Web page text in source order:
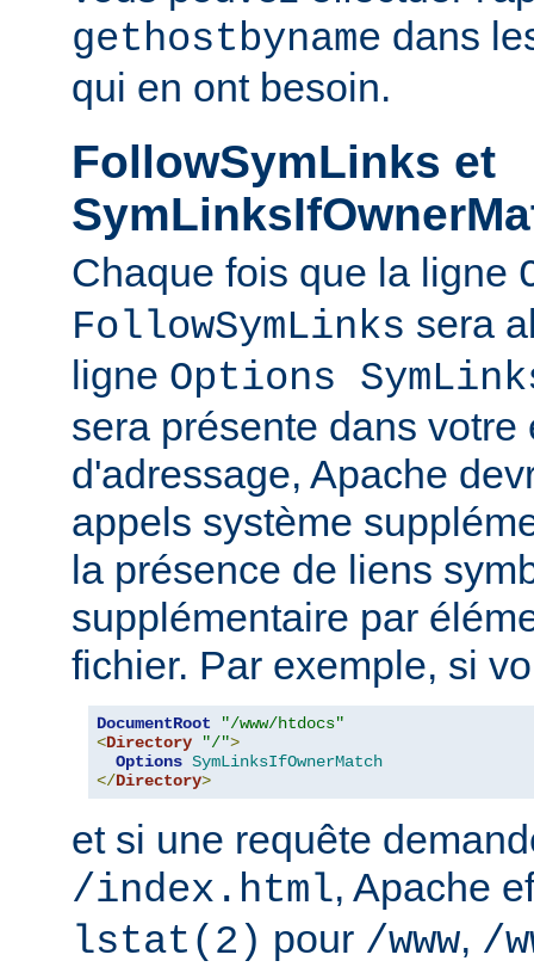
gethostbyname dans
qui en ont besoin.
FollowSymLinks et
Chaque fois que la ligne
FollowSymLinks sera
ligne Options
sera présente dans votre
d'adressage, Apache
appels système
la présence de liens
supplémentaire par
fichier. Par exemple, si
DocumentRoot
"/www/htdocs"
<Directory "/">
Options SymLinksIfOwnerMatch
</Directory>
et si une requête
/index.html, Apache
lstat(2) pour /www, /